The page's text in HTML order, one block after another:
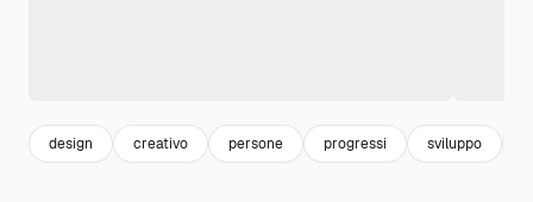
design creativo persone progressi sviluppo